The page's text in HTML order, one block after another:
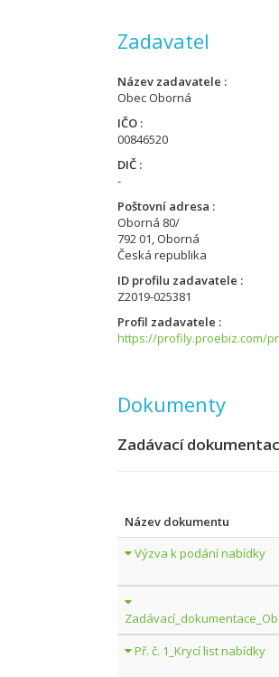
Zadavatel
Název zadavatele
Obec Oborná
IČO
00846520
DIČ
-
Poštovní adresa
Oborná 80/
792 01, Oborná
Česká republika
ID profilu zadavatele
Z2019-025381
Profil zadavatele
https://profily.proebiz.com/
Dokumenty
Zadávací
Název dokumentu
Výzva k podání nabídky
Př. č. 1_Krycí list nabídky